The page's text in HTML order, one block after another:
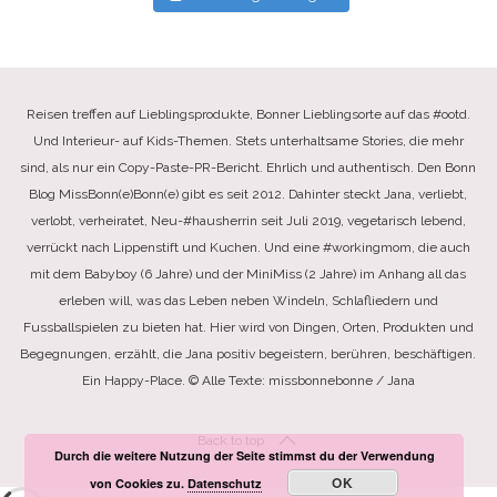
Reisen treffen auf Lieblingsprodukte, Bonner Lieblingsorte auf das #ootd.
Und Interieur- auf Kids-Themen. Stets unterhaltsame Stories, die mehr
sind, als nur ein Copy-Paste-PR-Bericht. Ehrlich und authentisch. Den Bonn
Blog MissBonn(e)Bonn(e) gibt es seit 2012. Dahinter steckt Jana, verliebt,
verlobt, verheiratet, Neu-#hausherrin seit Juli 2019, vegetarisch lebend,
verrückt nach Lippenstift und Kuchen. Und eine #workingmom, die auch
mit dem Babyboy (6 Jahre) und der MiniMiss (2 Jahre) im Anhang all das
erleben will, was das Leben neben Windeln, Schlafliedern und
Fussballspielen zu bieten hat. Hier wird von Dingen, Orten, Produkten und
Begegnungen, erzählt, die Jana positiv begeistern, berühren, beschäftigen.
Ein Happy-Place. © Alle Texte: missbonnebonne / Jana
Back to top
Durch die weitere Nutzung der Seite stimmst du der Verwendung
von Cookies zu.Datenschutz OK